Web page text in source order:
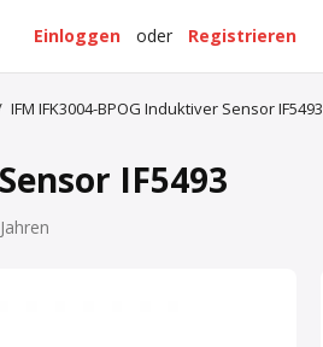
Registrieren
oder
Einloggen
IFM IFK3004-BPOG Induktiver Sensor IF5493
IF5493